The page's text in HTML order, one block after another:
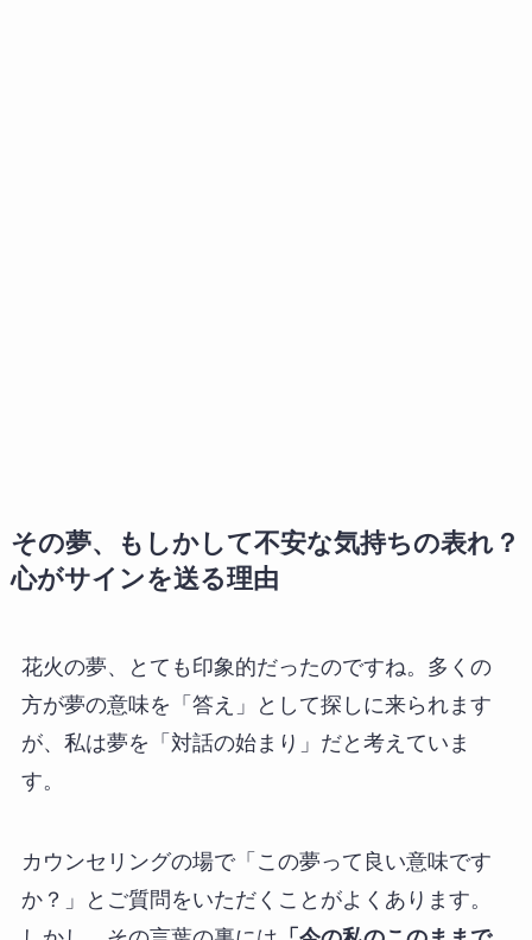
その夢、もしかして不安な気持ちの表れ？
心がサインを送る理由
花火の夢、とても印象的だったのですね。多くの
方が夢の意味を「答え」として探しに来られます
が、私は夢を「対話の始まり」だと考えていま
す。
カウンセリングの場で「この夢って良い意味です
か？」とご質問をいただくことがよくあります。